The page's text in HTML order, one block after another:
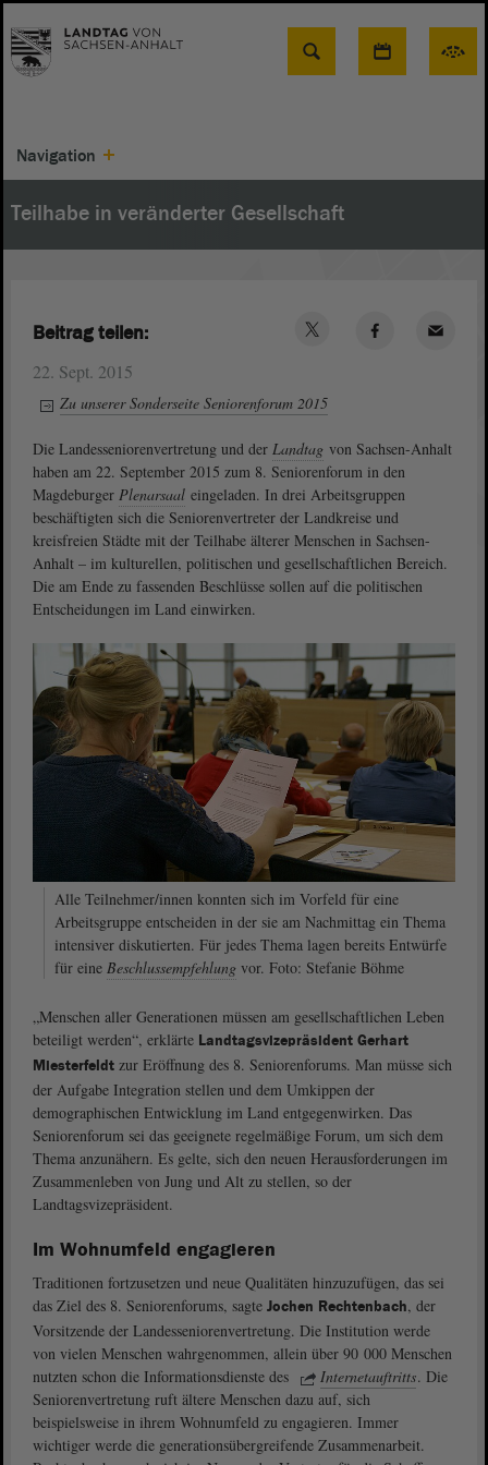
Suche
Navigation
Teilhabe in veränderter Gesellschaft
22. Sept. 2015
Zu unserer Sonderseite Seniorenforum 2015
Die Landesseniorenvertretung und der Landtag von Sachsen-Anhalt
haben am 22. September 2015 zum 8. Seniorenforum in den
Magdeburger Plenarsaal eingeladen. In drei Arbeitsgruppen
beschäftigten sich die Seniorenvertreter der Landkreise und
kreisfreien Städte mit der Teilhabe älterer Menschen in Sachsen-
Anhalt – im kulturellen, politischen und gesellschaftlichen Bereich.
Die am Ende zu fassenden Beschlüsse sollen auf die politischen
Entscheidungen im Land einwirken.
Alle Teilnehmer/innen konnten sich im Vorfeld für eine
Arbeitsgruppe entscheiden in der sie am Nachmittag ein Thema
intensiver diskutierten. Für jedes Thema lagen bereits Entwürfe
für eine Beschlussempfehlung vor. Foto: Stefanie Böhme
„Menschen aller Generationen müssen am gesellschaftlichen Leben
beteiligt werden“, erklärte Landtagsvizepräsident Gerhart
Miesterfeldt zur Eröffnung des 8. Seniorenforums. Man müsse sich
der Aufgabe Integration stellen und dem Umkippen der
demographischen Entwicklung im Land entgegenwirken. Das
Seniorenforum sei das geeignete regelmäßige Forum, um sich dem
Thema anzunähern. Es gelte, sich den neuen Herausforderungen im
Zusammenleben von Jung und Alt zu stellen, so der
Landtagsvizepräsident.
Im Wohnumfeld engagieren
Traditionen fortzusetzen und neue Qualitäten hinzuzufügen, das sei
das Ziel des 8. Seniorenforums, sagte Jochen Rechtenbach, der
Vorsitzende der Landesseniorenvertretung. Die Institution werde
von vielen Menschen wahrgenommen, allein über 90 000 Menschen
nutzten schon die Informationsdienste des
Internetauftritts. Die
Seniorenvertretung ruft ältere Menschen dazu auf, sich
beispielsweise in ihrem Wohnumfeld zu engagieren. Immer
wichtiger werde die generationsübergreifende Zusammenarbeit.
Beitrag teilen: